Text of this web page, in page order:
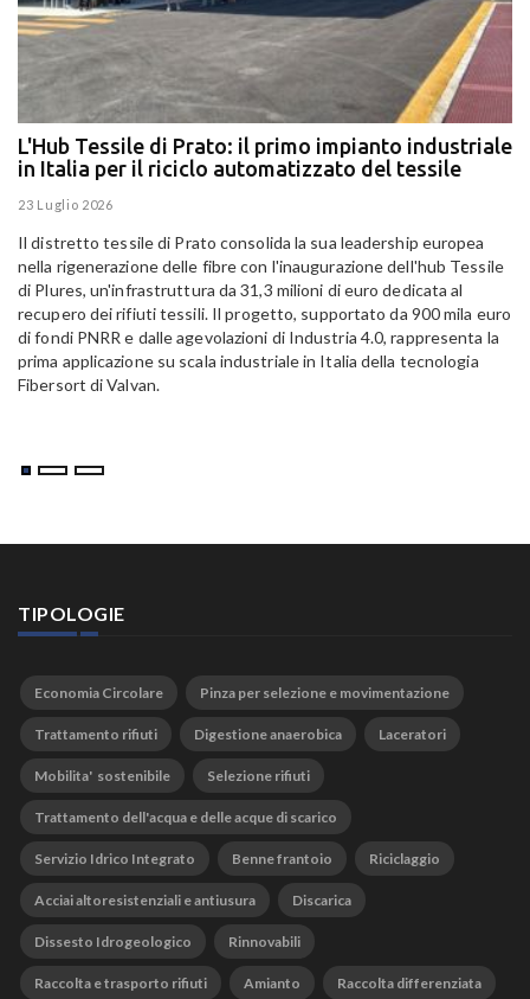
L'Hub Tessile di Prato: il primo impianto industriale
in Italia per il riciclo automatizzato del tessile
23 Luglio 2026
Il distretto tessile di Prato consolida la sua leadership europea
nella rigenerazione delle fibre con l'inaugurazione dell'hub Tessile
di Plures, un'infrastruttura da 31,3 milioni di euro dedicata al
recupero dei rifiuti tessili. Il progetto, supportato da 900 mila euro
di fondi PNRR e dalle agevolazioni di Industria 4.0, rappresenta la
prima applicazione su scala industriale in Italia della tecnologia
Fibersort di Valvan.
TIPOLOGIE
Economia Circolare Pinza per selezione e movimentazione
Trattamento rifiuti Digestione anaerobica Laceratori
Mobilita' sostenibile Selezione rifiuti
Trattamento dell'acqua e delle acque di scarico
Servizio Idrico Integrato Benne frantoio Riciclaggio
Acciai altoresistenziali e antiusura Discarica
Dissesto Idrogeologico Rinnovabili
Raccolta e trasporto rifiuti Amianto Raccolta differenziata